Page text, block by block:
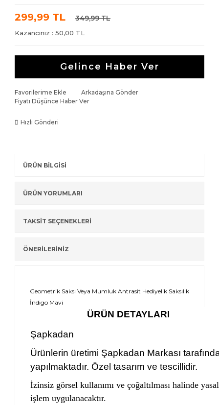
299,99 TL 349,99 TL
Kazancınız : 50,00 TL
Gelince Haber Ver
Favorilerime Ekle
Arkadaşına Gönder
Fiyatı Düşünce Haber Ver
Hızlı Gönderi
ÜRÜN BİLGİSİ
ÜRÜN YORUMLARI
TAKSİT SEÇENEKLERİ
ÖNERİLERİNİZ
Geometrik Saksı Veya Mumluk Antrasit Hediyelik Saksılık
İndigo Mavi
ÜRÜN DETAYLARI
Şapkadan
Ürünlerin üretimi Şapkadan Markası
yapılmaktadır. Özel tasarım ve tescillidir.
İzinsiz görsel kullanımı ve çoğaltılması halinde yasal
işlem uygulanacaktır.